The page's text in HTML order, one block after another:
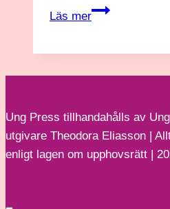
Läs mer
Hur
Karkiainen
(S)
och
Ung Press tillhandahålls av
utgivare Theodora Eliasson |
enligt lagen om upphovsrätt |